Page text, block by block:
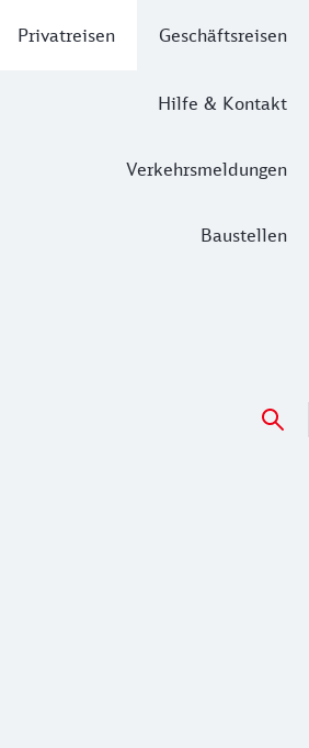
Privatreisen Geschäftsreisen
Hilfe & Kontakt
Verkehrsmeldungen
Baustellen